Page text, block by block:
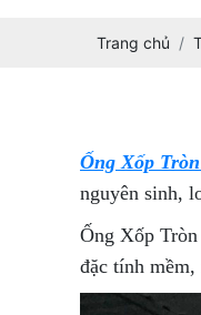
Trang chủ
Ống Xốp
nguyên sinh,
Ống Xốp
đặc tính mềm,